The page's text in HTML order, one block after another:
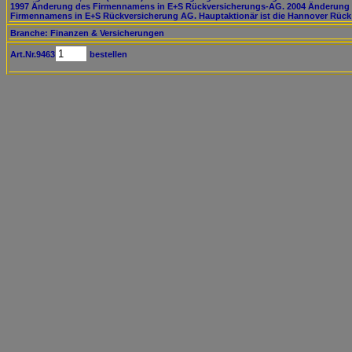
1997 Änderung des Firmennamens in E+S Rückversicherungs-AG. 2004 Änderung
Firmennamens in E+S Rückversicherung AG. Hauptaktionär ist die Hannover Rück
Branche: Finanzen & Versicherungen
Art.Nr.9463 bestellen